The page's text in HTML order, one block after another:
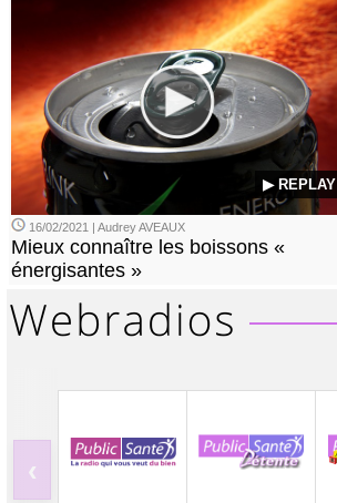
▶ REPLAY
16/02/2021 | Audrey AVEAUX
Mieux connaître les boissons «
énergisantes »
‹